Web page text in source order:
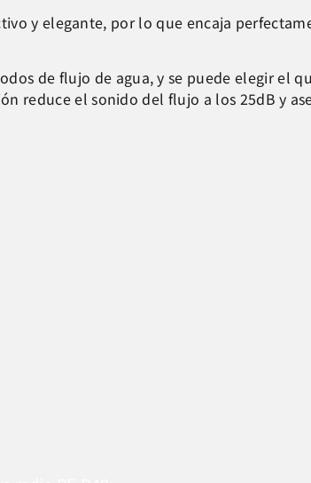
y elegante, por lo que encaja
de flujo de agua, y se puede elegir el
reduce el sonido del flujo a los 25dB y